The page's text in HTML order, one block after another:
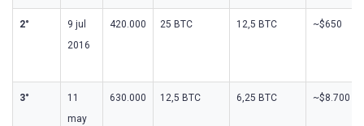
2°
9 jul
2016
420.000 25 BTC 12,5 BTC ~$650
3°
11
may
630.000 12,5 BTC 6,25 BTC ~$8.700